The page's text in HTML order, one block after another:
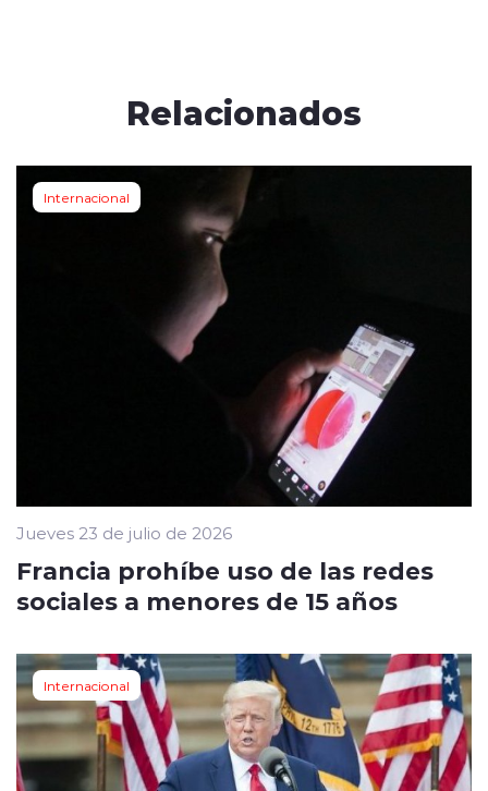
Relacionados
Internacional
Jueves 23 de julio de 2026
Francia prohíbe uso de las redes
sociales a menores de 15 años
Internacional